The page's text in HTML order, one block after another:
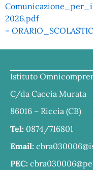
2026.pdf
–
Istituto
C/da Caccia Murata
86016 – Riccia (CB)
Tel: 0874/716801
Email:
PEC: